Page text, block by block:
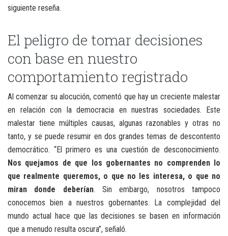
siguiente reseña.
El peligro de tomar decisiones
con base en nuestro
comportamiento registrado
Al comenzar su alocución, comentó que hay un creciente malestar
en relación con la democracia en nuestras sociedades. Este
malestar tiene múltiples causas, algunas razonables y otras no
tanto, y se puede resumir en dos grandes temas de descontento
democrático. “El primero es una cuestión de desconocimiento.
Nos quejamos de que los gobernantes no comprenden lo
que realmente queremos, o que no les interesa, o que no
miran donde deberían. Sin embargo, nosotros tampoco
conocemos bien a nuestros gobernantes. La complejidad del
mundo actual hace que las decisiones se basen en información
que a menudo resulta oscura”, señaló.